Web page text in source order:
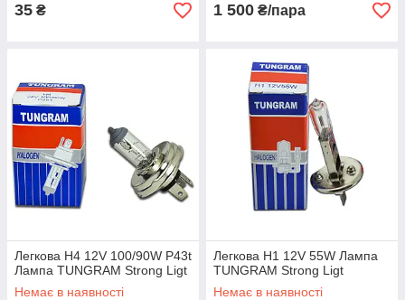
35 ₴ 1 500 ₴/пара
Легкова H4 12V 100/90W P43t
Лампа TUNGRAM Strong Ligt
Немає в наявності
Легкова H1 12V 55W Лампа
TUNGRAM Strong Ligt
Немає в наявності